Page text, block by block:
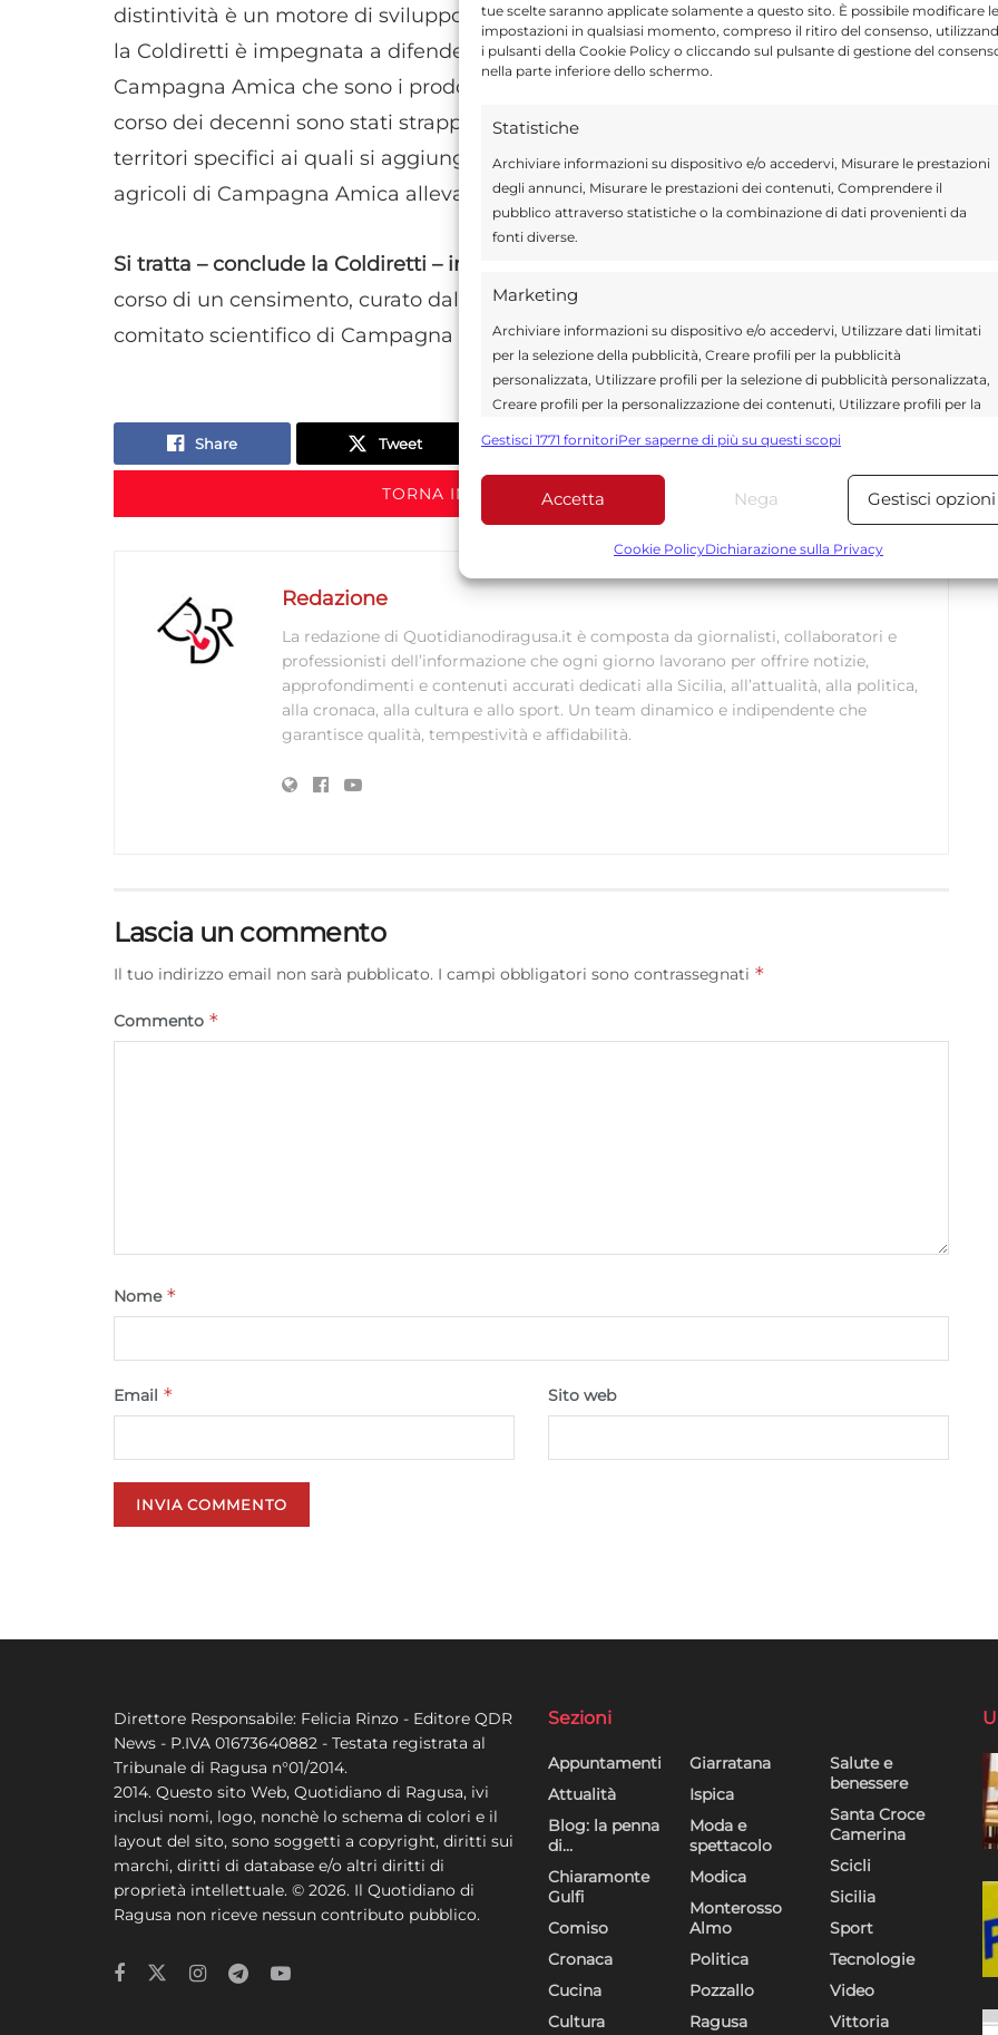
tue scelte saranno applicate solamente a questo sito. È possibile modificare le
impostazioni in qualsiasi momento, compreso il ritiro del consenso,
i pulsanti della Cookie Policy o cliccando sul pulsante di gestione del
nella parte inferiore dello schermo.
Statistiche
Archiviare informazioni su dispositivo e/o accedervi, Misurare le prestazioni
degli annunci, Misurare le prestazioni dei contenuti, Comprendere il
pubblico attraverso statistiche o la combinazione di dati provenienti da
fonti diverse.
Marketing
Archiviare informazioni su dispositivo e/o accedervi, Utilizzare dati limitati
per la selezione della pubblicità, Creare profili per la pubblicità
personalizzata, Utilizzare profili per la selezione di pubblicità personalizzata,
Creare profili per la personalizzazione dei contenuti, Utilizzare profili per la
Utilizzare dati limitati per la selezione dei contenuti.
Funzionalità Sempre
Abbinare e combinare dati provenienti da altre fonti di dati,
Utilizzare dati di geolocalizzazione precisi, Riconoscere i
dispositivi in base a informazioni richieste attivamente.
Garantire la sicurezza, prevenire e rilevare frodi,
Gestisci 1771 fornitoriPer saperne di più su questi scopi
Accetta Nega Gestisci opzioni
Cookie PolicyDichiarazione sulla Privacy
distintività è un motore di sviluppo per le imprese del Made in Italy”. Un valore che
la Coldiretti è impegnata a difendere nei mercati e nelle fattorie con i “Sigilli” di
Campagna Amica che sono i prodotti della biodiversità agricola italiana che nel
corso dei decenni sono stati strappati all’estinzione o indissolubilmente legati a
territori specifici ai quali si aggiunge la lista delle razze animali che gli imprenditori
agricoli di Campagna Amica allevano con passione.
Si tratta – conclude la Coldiretti – in totale di 311 prodotti
corso di un censimento, curato dall’Osservatorio sulla biodiversità istituito dal
comitato scientifico di Campagna Amica.
Share Tweet Send Share
TORNA IN SALUTE E BENESSERE
Redazione
La redazione di Quotidianodiragusa.it è composta da giornalisti, collaboratori e
professionisti dell’informazione che ogni giorno lavorano per offrire notizie,
approfondimenti e contenuti accurati dedicati alla Sicilia, all’attualità, alla politica,
alla cronaca, alla cultura e allo sport. Un team dinamico e indipendente che
garantisce qualità, tempestività e affidabilità.
Lascia un commento
Il tuo indirizzo email non sarà pubblicato. I campi obbligatori sono contrassegnati *
Commento *
Nome *
Email * Sito web
Direttore Responsabile: Felicia Rinzo - Editore QDR
News - P.IVA 01673640882 - Testata registrata al
Tribunale di Ragusa n°01/2014.
2014. Questo sito Web, Quotidiano di Ragusa, ivi
inclusi nomi, logo, nonchè lo schema di colori e il
layout del sito, sono soggetti a copyright, diritti sui
marchi, diritti di database e/o altri diritti di
proprietà intellettuale. © 2026. Il Quotidiano di
Ragusa non riceve nessun contributo pubblico.
Sezioni
Appuntamenti
Attualità
Blog: la penna
di…
Chiaramonte
Gulfi
Comiso
Cronaca
Cucina
Cultura
Giarratana
Ispica
Moda e
spettacolo
Modica
Monterosso
Almo
Politica
Pozzallo
Ragusa
Salute e
benessere
Santa Croce
Camerina
Scicli
Sicilia
Sport
Tecnologie
Video
Vittoria